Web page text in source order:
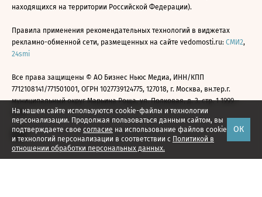
На нашем сайте используются cookie-файлы и технологии
персонализации. Продолжая пользоваться данным сайтом, вы
подтверждаете свое согласие на использование файлов cookie
и технологий персонализации в соответствии с Политикой в
отношении обработки персональных данных.
ОК
находящихся на территории Российской Федерации).
Правила применения рекомендательных технологий в виджетах
рекламно-обменной сети, размещенных на сайте vedomosti.ru: СМИ2,
24smi
Все права защищены © АО Бизнес Ньюс Медиа, ИНН/КПП
7712108141/771501001, ОГРН 1027739124775, 127018, г. Москва, вн.тер.г.
муниципальный округ Марьина Роща, ул. Полковая, д. 3, стр. 1 1999—
2026